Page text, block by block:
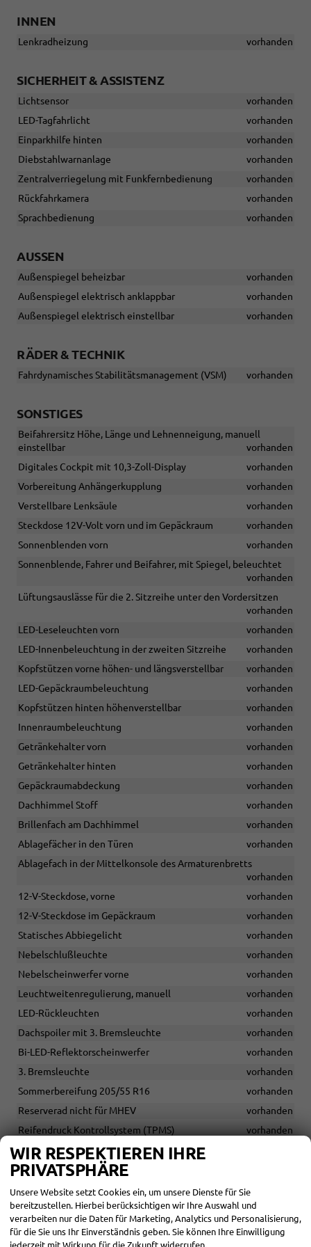
INNEN
Lenkradheizung vorhanden
SICHERHEIT & ASSISTENZ
Lichtsensor
vorhanden
LED-Tagfahrlicht
vorhanden
Einparkhilfe hinten
vorhanden
Diebstahlwarnanlage
vorhanden
Zentralverriegelung mit Funkfernbedienung
vorhanden
Rückfahrkamera
vorhanden
Sprachbedienung
vorhanden
AUSSEN
Außenspiegel beheizbar
vorhanden
Außenspiegel elektrisch anklappbar
vorhanden
Außenspiegel elektrisch einstellbar
vorhanden
RÄDER & TECHNIK
Fahrdynamisches Stabilitätsmanagement (VSM) vorhanden
SONSTIGES
Beifahrersitz Höhe, Länge und Lehnenneigung, manuell
einstellbar
vorhanden
Digitales Cockpit mit 10,3-Zoll-Display
vorhanden
Vorbereitung Anhängerkupplung
vorhanden
Verstellbare Lenksäule
vorhanden
Steckdose 12V-Volt vorn und im Gepäckraum
vorhanden
Sonnenblenden vorn
vorhanden
Sonnenblende, Fahrer und Beifahrer, mit Spiegel, beleuchtet
vorhanden
Lüftungsauslässe für die 2. Sitzreihe unter den Vordersitzen
vorhanden
LED-Leseleuchten vorn
vorhanden
LED-Innenbeleuchtung in der zweiten Sitzreihe
vorhanden
Kopfstützen vorne höhen- und längsverstellbar
vorhanden
LED-Gepäckraumbeleuchtung
vorhanden
Kopfstützen hinten höhenverstellbar
vorhanden
Innenraumbeleuchtung
vorhanden
Getränkehalter vorn
vorhanden
Getränkehalter hinten
vorhanden
Gepäckraumabdeckung
vorhanden
Dachhimmel Stoff
vorhanden
Brillenfach am Dachhimmel
vorhanden
Ablagefächer in den Türen
vorhanden
Ablagefach in der Mittelkonsole des Armaturenbretts
vorhanden
12-V-Steckdose, vorne
vorhanden
12-V-Steckdose im Gepäckraum
vorhanden
Statisches Abbiegelicht
vorhanden
Nebelschlußleuchte
vorhanden
Nebelscheinwerfer vorne
vorhanden
Leuchtweitenregulierung, manuell
vorhanden
LED-Rückleuchten
vorhanden
Dachspoiler mit 3. Bremsleuchte
vorhanden
Bi-LED-Reflektorscheinwerfer
vorhanden
3. Bremsleuchte
vorhanden
Sommerbereifung 205/55 R16
vorhanden
Reserverad nicht für MHEV
vorhanden
Reifendruck ­Kontrollsystem (TPMS)
vorhanden
Reifen-Reparatur-Kit für MHEV
Leichtmetallfelgen 16 Zoll mit Sommerbereifung 205/55 R16
wärmedämmende Frontscheibe
vorhanden
abgedunkelte Scheiben hinten ab B-Säule
vorhanden
Wärmeschutzverglasung
WIR RESPEKTIEREN IHRE
PRIVATSPHÄRE
Unsere Website setzt Cookies ein, um unsere Dienste für Sie
bereitzustellen. Hierbei berücksichtigen wir Ihre Auswahl und
verarbeiten nur die Daten für Marketing, Analytics und Personalisierung,
für die Sie uns Ihr Einverständnis geben. Sie können Ihre Einwilligung
jederzeit mit Wirkung für die Zukunft widerrufen.